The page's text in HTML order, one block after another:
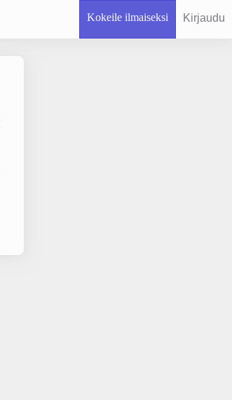
Kokeile ilmaiseksi Kirjaudu